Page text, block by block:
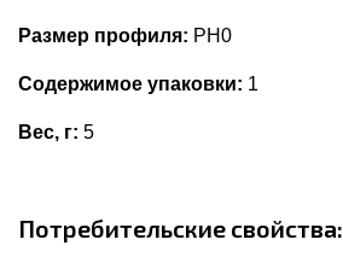
Размер профиля: PH0
Содержимое упаковки: 1
Вес, г: 5
Потребительские свойства: